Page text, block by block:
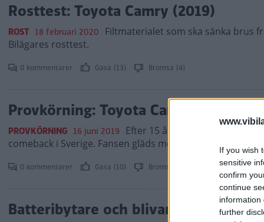
If you wish
sensitive
confirm
continue
information
further
Rosttest: Toyota Camry (2019)
ROST 18 februari 2020 Filtmaterialet som ska sänka brus
Bilägares rosttest.
0 kommentarer Gasa (13) Bromsa (4)
Provkörning: Toyota Camry (2019)
PROVKÖRNING 16 juni 2019 Efter 15 års frånvaro låter
comeback i Sverige. Fansen gläds men vi tror det här
0 kommentarer Gasa (10) Bromsa (1)
Batteribytare och blivande